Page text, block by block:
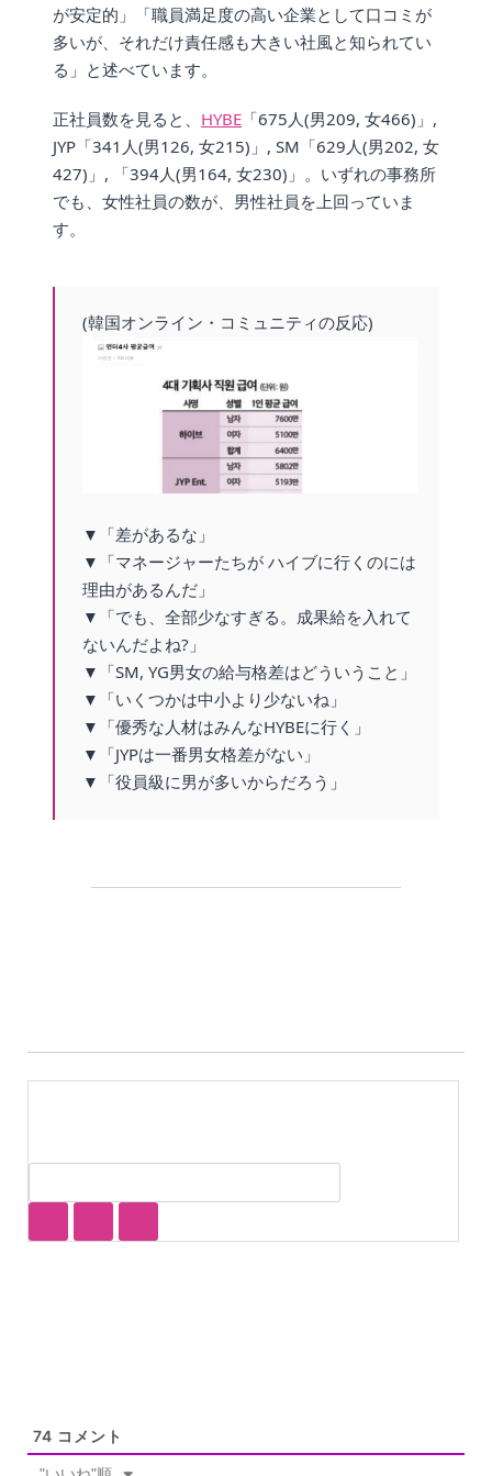
が安定的」「職員満足度の高い企業として口コミが
多いが、それだけ責任感も大きい社風と知られてい
る」と述べています。
正社員数を見ると、 HYBE 「675人(男209, 女466)」,
JYP「341人(男126, 女215)」, SM「629人(男202, 女
427)」, 「394人(男164, 女230)」。いずれの事務所
でも、女性社員の数が、男性社員を上回っていま
す。
(韓国オンライン・コミュニティの反応)
▼「差があるな」
▼「マネージャーたちが ハイブに行くのには
理由があるんだ」
▼「でも、全部少なすぎる。成果給を入れて
ないんだよね?」
▼「SM, YG男女の給与格差はどういうこと」
▼「いくつかは中小より少ないね」
▼「優秀な人材はみんなHYBEに行く」
▼「JYPは一番男女格差がない」
▼「役員級に男が多いからだろう」
74 コメント